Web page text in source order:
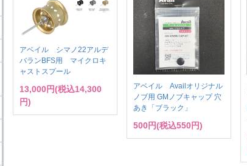
アベイル シマノ22アルデ
バランBFS用 マイクロキ
ャストスプール
13,000円(税込14,300
円)
アベイル Availオリジナル
ノブ用 GMノブキャップ 穴
あき「ブラック」
500円(税込550円)